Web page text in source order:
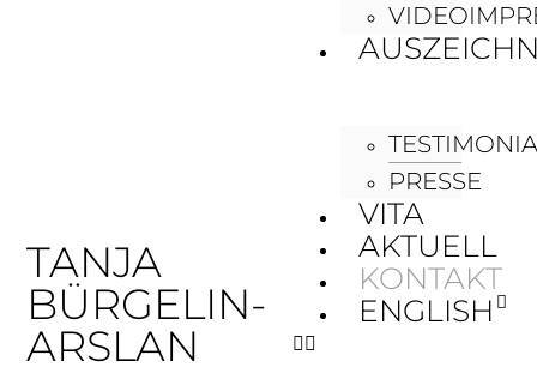
TANJA
BÜRGELIN-
ARSLAN
PRESSE
VITA
AKTUELL
KONTAKT
ENGLISH